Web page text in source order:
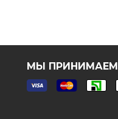
МЫ ПРИНИМАЕМ